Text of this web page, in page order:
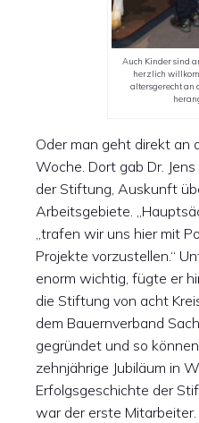
Auch Kinder sind
herzlich
altersgerecht an
Oder man geht direkt an
Woche. Dort gab Dr.
der Stiftung, Auskunft
Arbeitsgebiete.
„trafen wir uns hier mit
Projekte vorzustellen.“
enorm wichtig, fügte er
die Stiftung von acht
dem Bauernverband
gegründet und so
zehnjährige Jubiläum in
Erfolgsgeschichte der
war der erste